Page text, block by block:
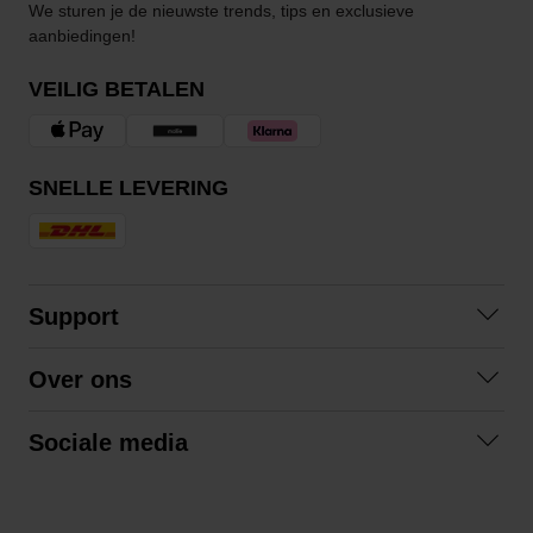
We sturen je de nieuwste trends, tips en exclusieve
aanbiedingen!
VEILIG BETALEN
SNELLE LEVERING
Support
Algemene voorwaarden
Over ons
Sociale media